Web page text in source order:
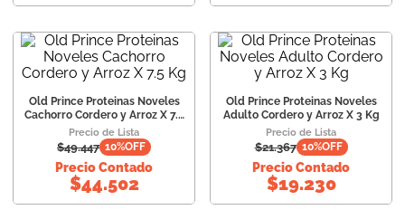
Old Prince Proteinas Noveles
Cachorro Cordero y Arroz X 7.5
Kg
Precio de Lista
$49.447 10%OFF
Precio Contado
$44.502
Old Prince Proteinas Noveles
Adulto Cordero y Arroz X 3 Kg
Precio de Lista
$21.367 10%OFF
Precio Contado
$19.230